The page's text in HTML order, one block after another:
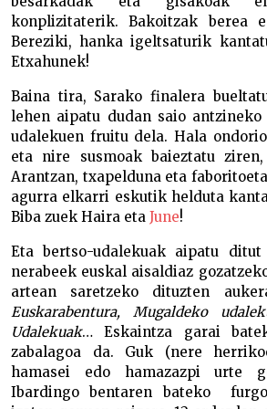
konplizitaterik. Bakoitzak berea
Bereziki, hanka igeltsaturik
Etxahunek!
Baina tira, Sarako finalera
lehen aipatu dudan saio
udalekuen fruitu dela. Hala
eta nire susmoak baieztatu
Arantzan, txapelduna eta
agurra elkarri eskutik helduta
Biba zuek Haira eta June!
Eta bertso-udalekuak aipatu
nerabeek euskal aisaldiaz
artean saretzeko dituzten
Euskarabentura,
Mugaldeko
Udalekuak… Eskaintza garai
zabalagoa da. Guk (nere
hamasei edo hamazazpi urte
Ibardingo bentaren bateko